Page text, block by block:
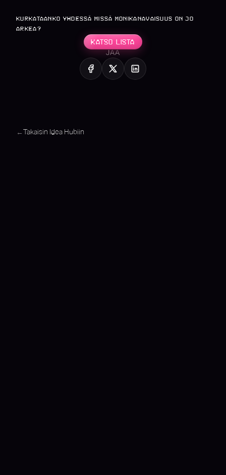
KURKATAANKO YHDESSÄ MISSÄ MONIKANAVAISUUS ON JO
ARKEA?
KATSO LISTA
JAA
← Takaisin Idea Hubiin